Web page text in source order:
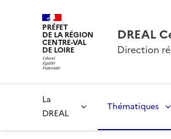
PRÉFET
DE LA RÉGION
CENTRE-VAL
DE LOIRE
DREAL
Direction
La
DREAL
Thématiques